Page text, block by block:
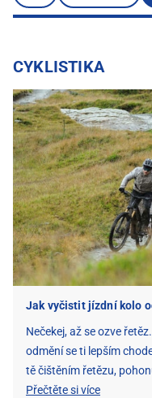
CYKLISTIKA
Jak vyčistit jízdní kolo
Nečekej, až se ozve
odmění se ti lepším
tě čištěním řetězu,
Přečtěte si více